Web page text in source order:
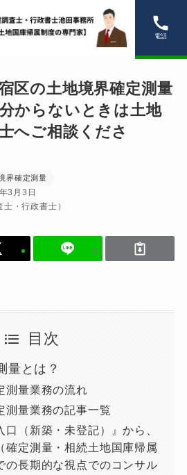
電話
区の土地境界確定測量
分からないときは土地
へご相談くださ
界確定測量
3月3日
・行政書士）
目次
量とは？
測量業務の流れ
測量業務の記事一覧
口（新築・未登記）』から、
確定測量・相続土地国庫帰属
の長期的な視点でのコンサル